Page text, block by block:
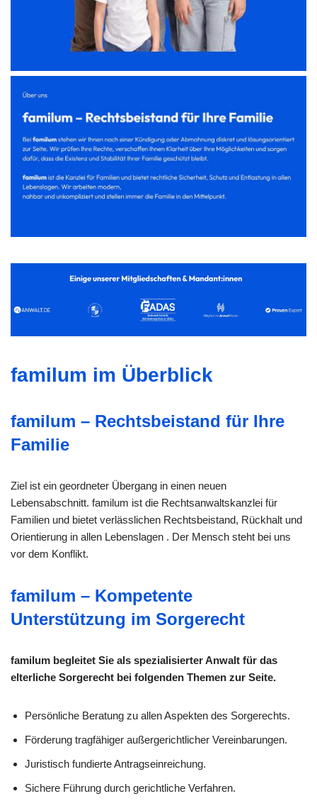
familum im Überblick
familum – Rechtsbeistand für Ihre
Familie
Ziel ist ein geordneter Übergang in einen neuen
Lebensabschnitt. familum ist die Rechtsanwaltskanzlei für
Familien und bietet verlässlichen Rechtsbeistand, Rückhalt und
Orientierung in allen Lebenslagen . Der Mensch steht bei uns
vor dem Konflikt.
familum – Kompetente
Unterstützung im Sorgerecht
familum begleitet Sie als spezialisierter Anwalt für das
elterliche Sorgerecht bei folgenden Themen zur Seite.
Persönliche Beratung zu allen Aspekten des Sorgerechts.
Förderung tragfähiger außergerichtlicher Vereinbarungen.
Juristisch fundierte Antragseinreichung.
Sichere Führung durch gerichtliche Verfahren.